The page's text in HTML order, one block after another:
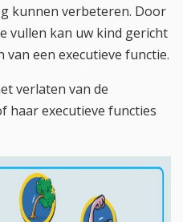
kunnen verbeteren. Door
vullen kan uw kind gericht
een executieve functie.
verlaten van de
haar executieve functies